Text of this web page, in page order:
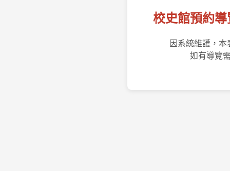
校史館預約
因系統維護，
如有導覽